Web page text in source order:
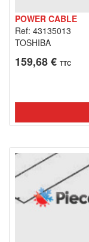
POWER CABLE
Ref: 43135013
TOSHIBA
159,68 € TTC